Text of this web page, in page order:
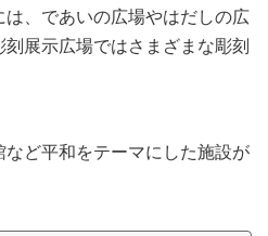
、であいの広場やはだしの広
展示広場ではさまざまな彫刻
ど平和をテーマにした施設が